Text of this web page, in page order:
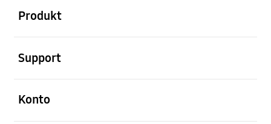
Produkt
Support
Konto